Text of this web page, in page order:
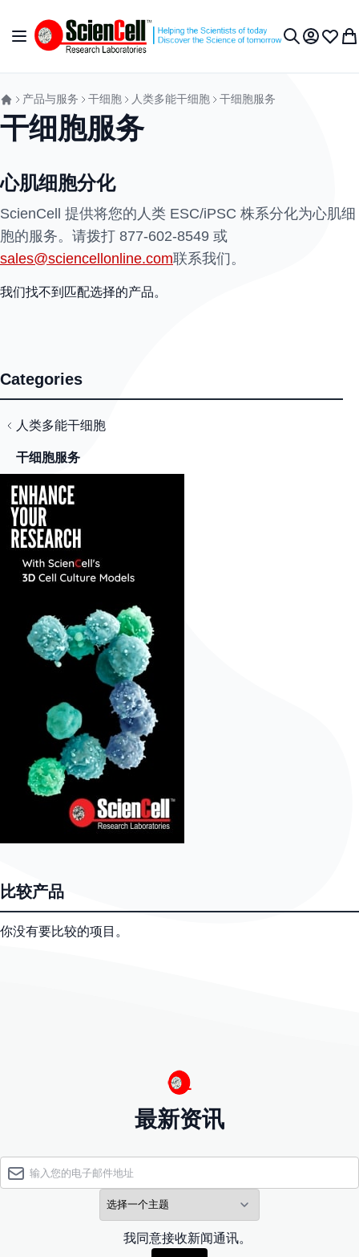
切换导航 我的账户
收藏夹
我
产品与服务 干细胞 人类多能干细胞 干细胞服务
Categories
人类多能干细胞
干细胞服务
干细胞服务
心肌细胞分化
ScienCell 提供将您的人类 ESC/iPSC 株系分化为心肌细
胞的服务。请拨打 877-602-8549 或
sales@sciencellonline.com联系我们。
我们找不到匹配选择的产品。
比较产品
你没有要比较的项目。
最新资讯
我同意接收新闻通讯。